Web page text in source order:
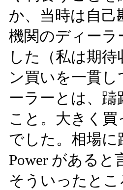
か、当時は自
機関のディー
した（私は期
ン買いを一貫
ーラーとは、
こと。大きく
でした。相場に
Power がある
そういったと